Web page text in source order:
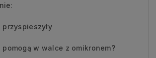
pomogą w walce z omikronem?